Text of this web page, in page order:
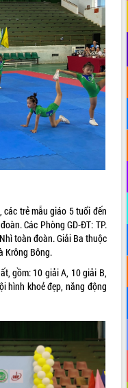
trẻ mẫu giáo 5 tuổi đến
Các Phòng GD-ĐT: TP.
toàn đoàn. Giải Ba thuộc
Krông Bông.
gồm: 10 giải A, 10 giải B,
hình khoẻ đẹp, năng động